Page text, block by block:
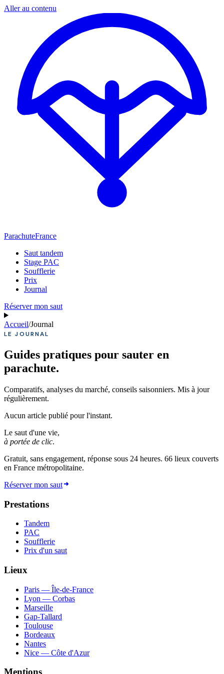
Aller au contenu
ParachuteFrance
Saut tandem
Stage PAC
Soufflerie
Prix
Journal
Réserver mon saut
Accueil/Journal
LE JOURNAL
Guides pratiques pour sauter en
parachute.
Comparatifs, analyses du marché, conseils saisonniers. Mis à jour
régulièrement.
Aucun article publié pour l'instant.
Le saut d'une vie,
à portée de clic.
Gratuit, sans engagement, réponse sous 24 heures. 66 lieux couverts
en France métropolitaine.
Réserver mon saut
Prestations
Tandem
PAC
Soufflerie
Prix d'un saut
Lieux
Paris — Île-de-France
Lyon — Corbas
Marseille
Gap-Tallard
Toulouse
Bordeaux
Nantes
Nice — Côte d'Azur